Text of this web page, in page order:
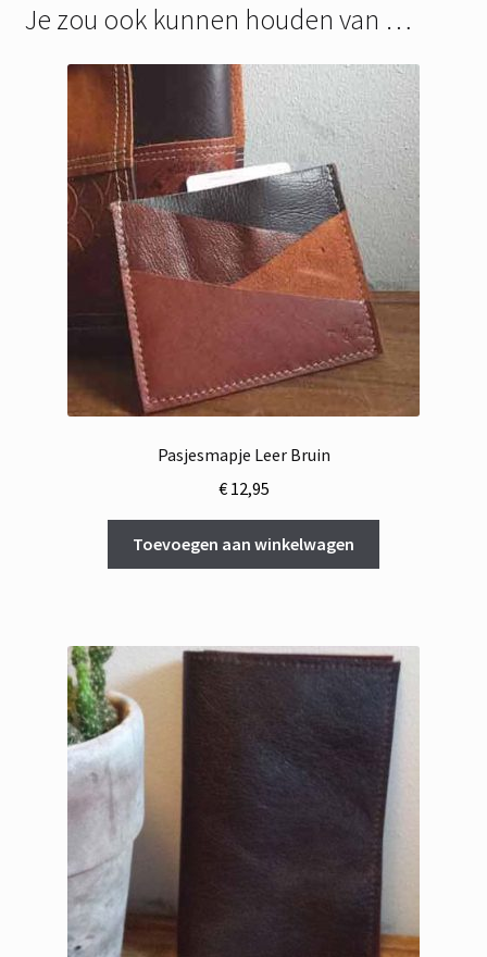
Je zou ook kunnen houden van …
Pasjesmapje Leer Bruin
€12,95
Toevoegen aan winkelwagen